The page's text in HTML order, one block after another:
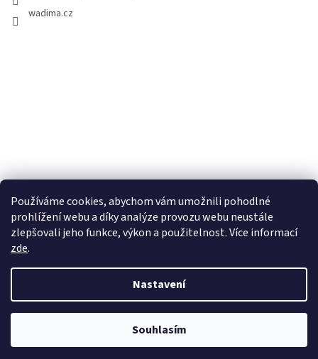
Používáme cookies, abychom vám umožnili pohodlné
prohlížení webu a díky analýze provozu webu neustále
zlepšovali jeho funkce, výkon a použitelnost. Více informací
zde.
Nastavení
Souhlasím
wadima.cz
Copyright 2026wadima.cz - kvalitní oblečení a prádlo pro
. Všechna práva vyhrazena.